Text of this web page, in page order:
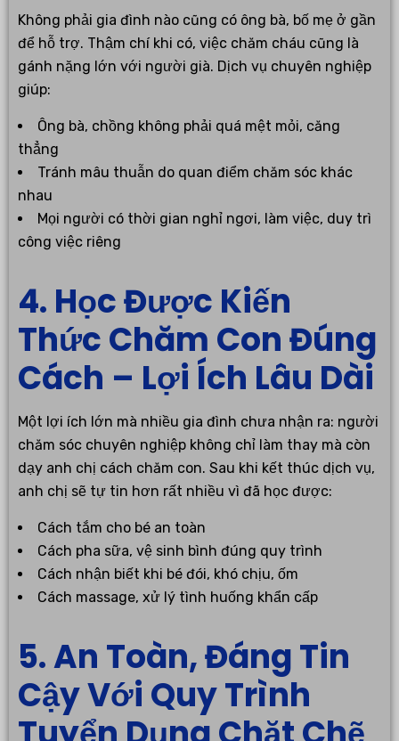
Không phải gia đình nào cũng có ông bà, bố mẹ ở gần
để hỗ trợ. Thậm chí khi có, việc chăm cháu cũng là
gánh nặng lớn với người già. Dịch vụ chuyên nghiệp
giúp:
Ông bà, chồng không phải quá mệt mỏi, căng
thẳng
Tránh mâu thuẫn do quan điểm chăm sóc khác
nhau
Mọi người có thời gian nghỉ ngơi, làm việc, duy trì
công việc riêng
4. Học Được Kiến
Thức Chăm Con Đúng
Cách – Lợi Ích Lâu Dài
Một lợi ích lớn mà nhiều gia đình chưa nhận ra: người
chăm sóc chuyên nghiệp không chỉ làm thay mà còn
dạy anh chị cách chăm con. Sau khi kết thúc dịch vụ,
anh chị sẽ tự tin hơn rất nhiều vì đã học được:
Cách tắm cho bé an toàn
Cách pha sữa, vệ sinh bình đúng quy trình
Cách nhận biết khi bé đói, khó chịu, ốm
Cách massage, xử lý tình huống khẩn cấp
5. An Toàn, Đáng Tin
Cậy Với Quy Trình